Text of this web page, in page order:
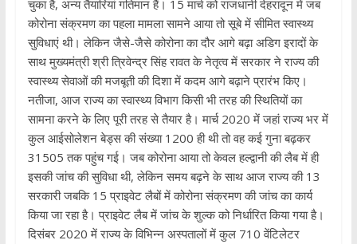
चुका है, अन्य तैयारियां गतिमान हैं। 15 मार्च को राजधानी देहरादून में जब
कोरोना संक्रमण का पहला मामला सामने आया तो सूबे में सीमित स्वास्थ्य
सुविधाएं थी। लेकिन जैसे-जैसे कोरोना का दौर आगे बढ़ा अडिग इरादों के
साथ मुख्यमंत्री श्री त्रिवेन्द्र सिंह रावत के नेतृत्व में सरकार ने राज्य की
स्वास्थ्य सेवाओं की मजबूती की दिशा में कदम आगे बढ़ाने प्रारंभ किए।
नतीजा, आज राज्य का स्वास्थ्य विभाग किसी भी तरह की स्थितियों का
सामना करने के लिए पूरी तरह से तैयार है। मार्च 2020 में जहां राज्य भर में
कुल आईसोलेशन बेड्स की संख्या 1200 ही थी तो वह कई गुना बढ़कर
31505 तक पहुंच गई। जब कोरोना आया तो केवल हल्द्वानी की लैब में ही
इसकी जांच की सुविधा थी, लेकिन समय बढ़ने के साथ आज राज्य की 13
सरकारी जबकि 15 प्राइवेट लैबों में कोरोना संक्रमण की जांच का कार्य
किया जा रहा है। प्राइवेट लैब में जांच के शुल्क को निर्धारित किया गया है।
दिसंबर 2020 में राज्य के विभिन्न अस्पतालों में कुल 710 वेंटिलेटर